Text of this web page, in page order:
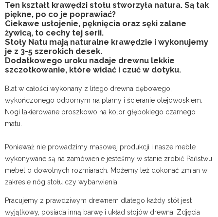
Ten kształt krawędzi stołu stworzyła natura. Są tak
piękne, po co je poprawiać?
Ciekawe usłojenie, pęknięcia oraz sęki zalane
żywicą, to cechy tej serii.
Stoły Natu mają naturalne krawędzie i wykonujemy
je z 3-5 szerokich desek.
Dodatkowego uroku nadaje drewnu lekkie
szczotkowanie, które widać i czuć w dotyku.
Blat w całości wykonany z litego drewna dębowego,
wykończonego odpornym na plamy i ścieranie olejowoskiem.
Nogi lakierowane proszkowo na kolor głębokiego czarnego
matu.
Ponieważ nie prowadzimy masowej produkcji i nasze meble
wykonywane są na zamówienie jesteśmy w stanie zrobić Państwu
mebel o dowolnych rozmiarach. Możemy też dokonać zmian w
zakresie nóg stołu czy wybarwienia.
Pracujemy z prawdziwym drewnem dlatego każdy stół jest
wyjątkowy, posiada inną barwę i układ słojów drewna. Zdjęcia